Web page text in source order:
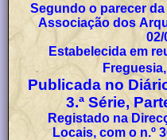
Segundo o parecer
Associação dos
02/
Estabelecida em
Publicada no
3.ª Série,
Registado na
Locais, com o n.º